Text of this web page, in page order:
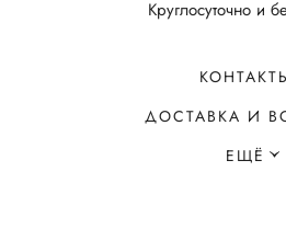
Круглосуточно и
ДОСТАВКА И
ЕЩЁ